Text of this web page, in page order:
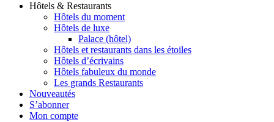
Hôtels & Restaurants
Hôtels du moment
Hôtels de luxe
Palace (hôtel)
Hôtels et restaurants dans les étoiles
Hôtels d’écrivains
Hôtels fabuleux du monde
Les grands Restaurants
Nouveautés
S’abonner
Mon compte